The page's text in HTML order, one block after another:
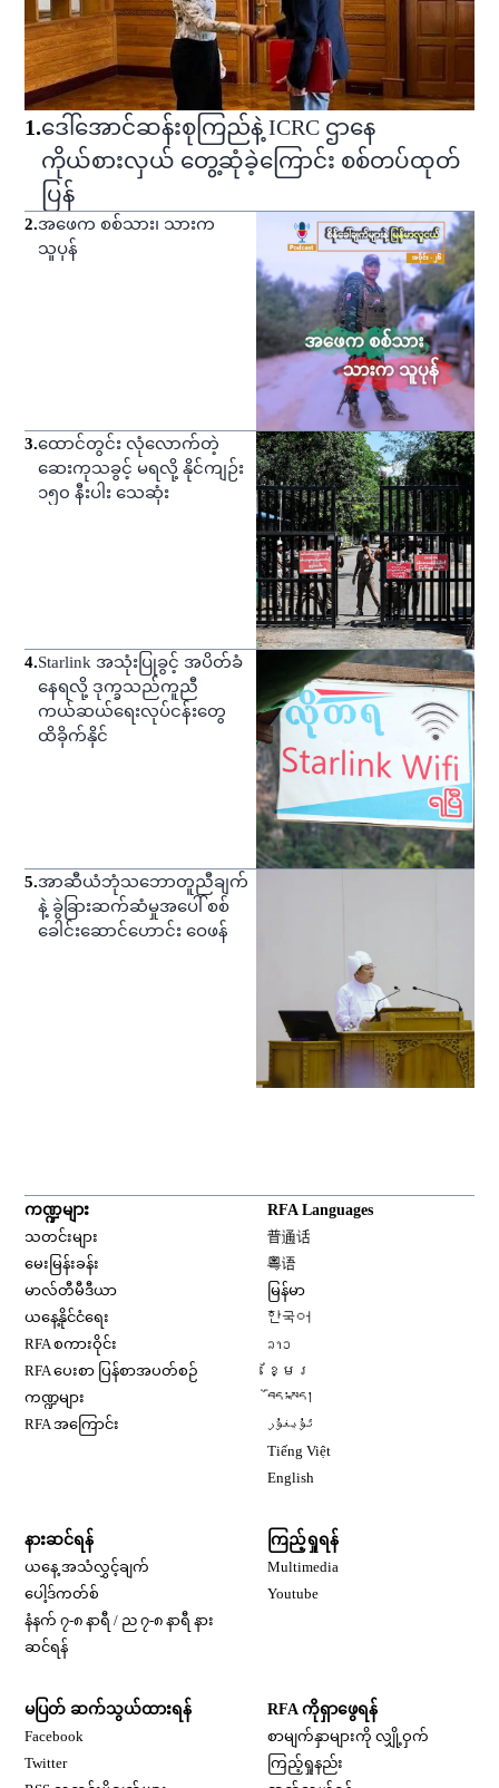
1.ဒေါ်အောင်ဆန်းစုကြည်နဲ့ ICRC ဌာနေ
ကိုယ်စားလှယ် တွေ့ဆုံခဲ့ကြောင်း စစ်တပ်ထုတ်
ပြန်
2.အဖေက စစ်သား၊ သားက
သူပုန်
3.ထောင်တွင်း လုံလောက်တဲ့
ဆေးကုသခွင့် မရလို့ နိုင်ကျဉ်း
၁၅၀ နီးပါး သေဆုံး
4.Starlink အသုံးပြုခွင့် အပိတ်ခံ
နေရလို့ ဒုက္ခသည်ကူညီ
ကယ်ဆယ်ရေးလုပ်ငန်းတွေ
ထိခိုက်နိုင်
5.အာဆီယံဘုံသဘောတူညီချက်
နဲ့ ခွဲခြားဆက်ဆံမှုအပေါ် စစ်
ခေါင်းဆောင်ဟောင်း ဝေဖန်
ကဏ္ဍများ
သတင်းများ
မေးမြန်းခန်း
မာလ်တီမီဒီယာ
ယနေ့နိုင်ငံရေး
RFA စကားဝိုင်း
RFA ပေးစာ ပြန်စာအပတ်စဉ်
ကဏ္ဍများ
RFA အကြောင်း
RFA Languages
普通话
粤语
မြန်မာ
한국어
ລາວ
ខ្មែរ
བོད་སྐད།
ئۇيغۇر
Tiếng Việt
English
နားဆင်ရန်
ယနေ့ အသံလွှင့်ချက်
ပေါ့ဒ်ကတ်စ်
နံနက် ၇-၈ နာရီ / ည ၇-၈ နာရီ နား
ဆင်ရန်
ကြည့်ရှုရန်
Multimedia
Youtube
မပြတ် ဆက်သွယ်ထားရန်
Facebook
Twitter
RFA ကိုရှာဖွေရန်
စာမျက်နှာများကို လျှို့ဝှက်
ကြည့်ရှုနည်း